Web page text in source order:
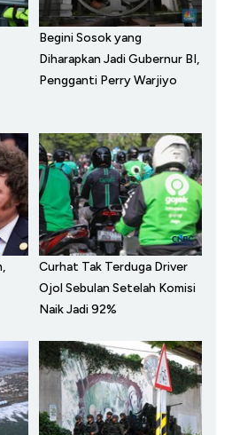
Begini Sosok yang
Diharapkan Jadi Gubernur BI,
Pengganti Perry Warjiyo
Curhat Tak Terduga Driver
Ojol Sebulan Setelah Komisi
Naik Jadi 92%